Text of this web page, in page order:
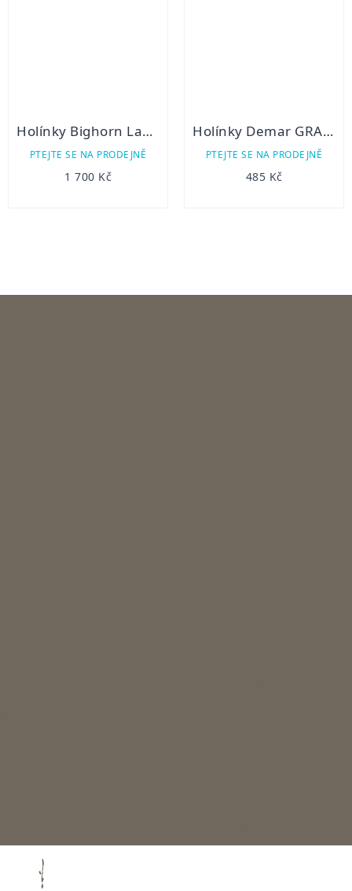
Holínky Bighorn Labrador Neo
PTEJTE SE NA PRODEJNĚ
1 700 Kč
Holínky Demar GRAND S
PTEJTE SE NA PRODEJNĚ
485 Kč